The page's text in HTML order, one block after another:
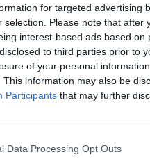
for targeted advertising
selection. Please note that
interest-based ads based
to third parties prior to
of your personal
This information may also be
Participants that may further
Data Processing Opt Outs
σεβασμό για τον τόπο,
ενότητα, τη
στον τόπο που